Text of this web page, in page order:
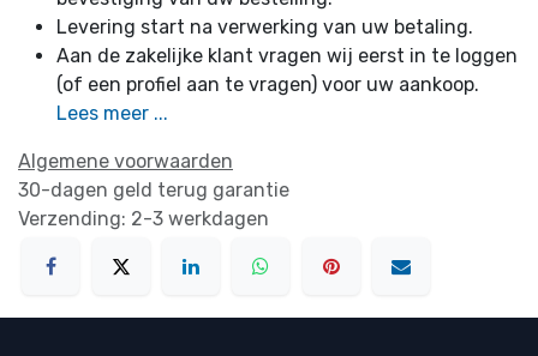
Levering start na verwerking van uw betaling.
Aan de zakelijke klant vragen wij eerst in te loggen
(of een profiel aan te vragen) voor uw aankoop.
Lees meer ...
Algemene voorwaarden
30-dagen geld terug garantie
Verzending: 2-3 werkdagen